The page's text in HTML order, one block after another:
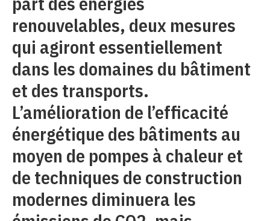
renouvelables, deux mesures
qui agiront essentiellement
dans les domaines du bâtiment
et des transports.
L’amélioration de l’efficacité
énergétique des bâtiments au
moyen de pompes à chaleur et
de techniques de construction
modernes diminuera les